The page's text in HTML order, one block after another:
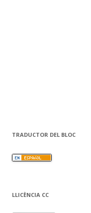
TRADUCTOR DEL BLOC
LLICÈNCIA CC